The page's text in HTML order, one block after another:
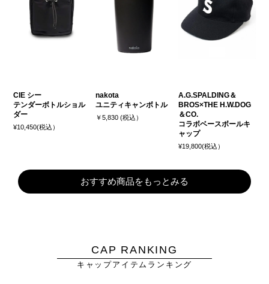
CIE シー
テンダーボトルショル
ダー
¥10,450(税込）
nakota
ユニティキャンボトル
￥5,830 (税込）
A.G.SPALDING＆
BROS×THE H.W.DOG
＆CO.
コラボベースボールキ
ャップ
¥19,800(税込）
おすすめ商品をもっとみる
CAP RANKING
キャップアイテムランキング